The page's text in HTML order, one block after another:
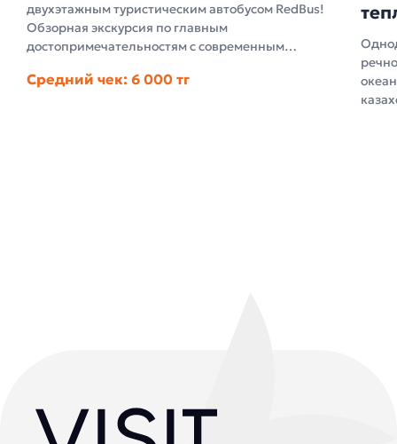
двухэтажным туристическим автобусом RedBus!
Обзорная экскурсия по главным
достопримечательностям с современным
и яркие впечатления под открытым небом.
Средний чек: 6 000 тг